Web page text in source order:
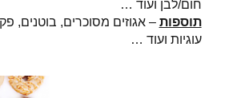
חום/לבן ועוד …
תוספות – אגוזים מסוכרים, בוטנים,
עוגיות ועוד …